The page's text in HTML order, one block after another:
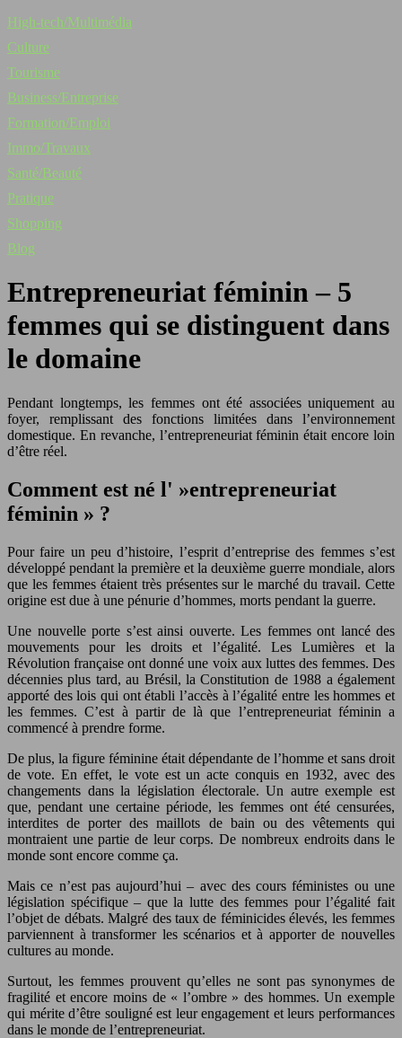
High-tech/Multimédia
Culture
Tourisme
Business/Entreprise
Formation/Emploi
Immo/Travaux
Santé/Beauté
Pratique
Shopping
Blog
Entrepreneuriat féminin – 5
femmes qui se distinguent dans
le domaine
Pendant longtemps, les femmes ont été associées uniquement au
foyer, remplissant des fonctions limitées dans l’environnement
domestique. En revanche, l’entrepreneuriat féminin était encore loin
d’être réel.
Comment est né l' »entrepreneuriat
féminin » ?
Pour faire un peu d’histoire, l’esprit d’entreprise des femmes s’est
développé pendant la première et la deuxième guerre mondiale, alors
que les femmes étaient très présentes sur le marché du travail. Cette
origine est due à une pénurie d’hommes, morts pendant la guerre.
Une nouvelle porte s’est ainsi ouverte. Les femmes ont lancé des
mouvements pour les droits et l’égalité. Les Lumières et la
Révolution française ont donné une voix aux luttes des femmes. Des
décennies plus tard, au Brésil, la Constitution de 1988 a également
apporté des lois qui ont établi l’accès à l’égalité entre les hommes et
les femmes. C’est à partir de là que l’entrepreneuriat féminin a
commencé à prendre forme.
De plus, la figure féminine était dépendante de l’homme et sans droit
de vote. En effet, le vote est un acte conquis en 1932, avec des
changements dans la législation électorale. Un autre exemple est
que, pendant une certaine période, les femmes ont été censurées,
interdites de porter des maillots de bain ou des vêtements qui
montraient une partie de leur corps. De nombreux endroits dans le
monde sont encore comme ça.
Mais ce n’est pas aujourd’hui – avec des cours féministes ou une
législation spécifique – que la lutte des femmes pour l’égalité fait
l’objet de débats. Malgré des taux de féminicides élevés, les femmes
parviennent à transformer les scénarios et à apporter de nouvelles
cultures au monde.
Surtout, les femmes prouvent qu’elles ne sont pas synonymes de
fragilité et encore moins de « l’ombre » des hommes. Un exemple
qui mérite d’être souligné est leur engagement et leurs performances
dans le monde de l’entrepreneuriat.